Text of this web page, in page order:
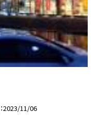
2023/11/06